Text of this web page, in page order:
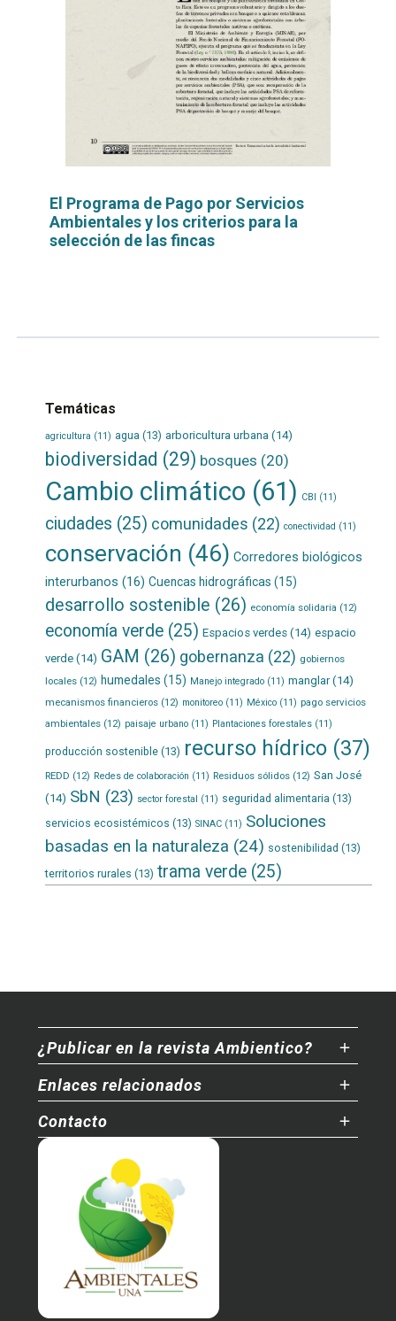
El Programa de Pago por Servicios
Ambientales y los criterios para la
selección de las fincas
Temáticas
agricultura (11) agua (13) arboricultura urbana (14)
biodiversidad (29) bosques (20)
Cambio climático (61) CBI (11)
ciudades (25) comunidades (22) conectividad (11)
conservación (46) Corredores biológicos
interurbanos (16) Cuencas hidrográficas (15)
desarrollo sostenible (26) economía solidaria (12)
economía verde(25) Espacios verdes(14) espacio
verde(14) GAM (26) gobernanza (22) gobiernos
locales(12) humedales (15) Manejo integrado(11) manglar(14)
mecanismos financieros(12) monitoreo(11) México(11) pago servicios
ambientales(12) paisaje urbano(11) Plantaciones forestales(11)
producción sostenible(13) recurso hídrico(37)
REDD (12) Redes de colaboración (11) Residuos sólidos(12) San José
(14) SbN (23) sector forestal (11) seguridad alimentaria (13)
servicios ecosistémicos (13) SINAC(11) Soluciones
basadas en la naturaleza (24) sostenibilidad (13)
territorios rurales (13) trama verde(25)
¿Publicar en la revista Ambientico?
Enlaces relacionados
Contacto